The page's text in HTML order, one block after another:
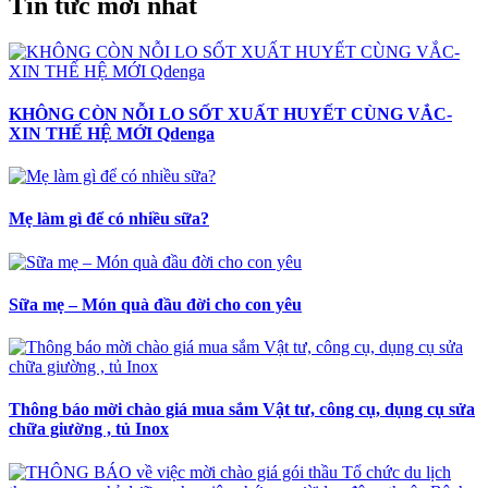
KHÔNG CÒN NỖI LO SỐT XUẤT HUYẾT CÙNG VẮC-
XIN THẾ HỆ MỚI Qdenga
Mẹ làm gì để có nhiều sữa?
Sữa mẹ – Món quà đầu đời cho con yêu
Thông báo mời chào giá mua sắm Vật tư, công cụ, dụng cụ sửa
chữa giường , tủ Inox